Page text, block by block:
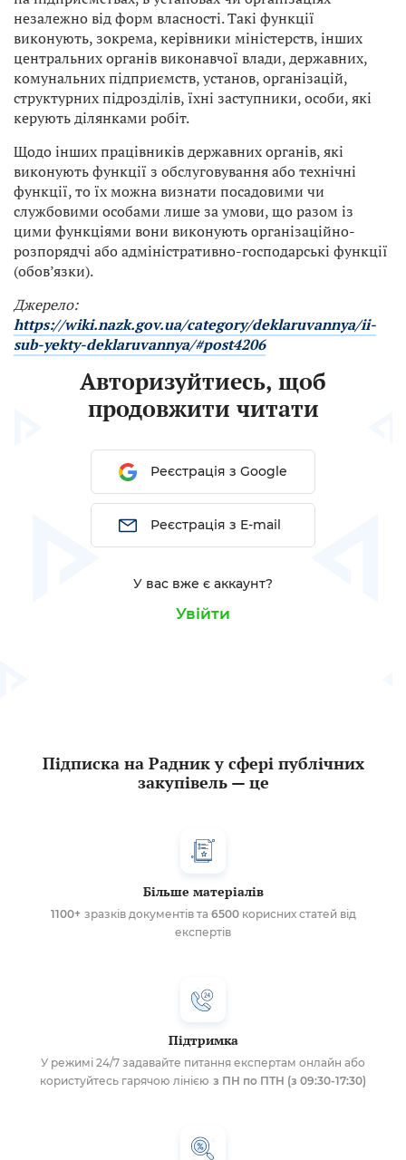
незалежно від форм власності. Такі функції
виконують, зокрема, керівники міністерств, інших
центральних органів виконавчої влади, державних,
комунальних підприємств, установ, організацій,
структурних підрозділів, їхні заступники, особи, які
керують ділянками робіт.
Щодо інших працівників державних органів, які
виконують функції з обслуговування або технічні
функції, то їх можна визнати посадовими чи
службовими особами лише за умови, що разом із
цими функціями вони виконують організаційно-
розпорядчі або адміністративно-господарські функції
(обов’язки).
Джерело:
https://wiki.nazk.gov.ua/category/deklaruvannya/ii-
sub-yekty-deklaruvannya/#post4206
Авторизуйтиесь, щоб
продовжити читати
Реєстрація з Google
Реєстрація з E-mail
У вас вже є аккаунт?
Увійти
Підписка на Радник у сфері публічних
закупівель — це
Більше матеріалів
1100+ зразків документів та 6500корисних статей від
експертів
Підтримка
У режимі 24/7 задавайте питання експертам онлайн або
користуйтесь гарячою лінією з ПН по ПТН (з 09:30-17:30)